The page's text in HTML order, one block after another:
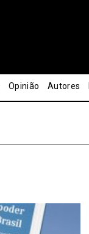
Opinião Autores